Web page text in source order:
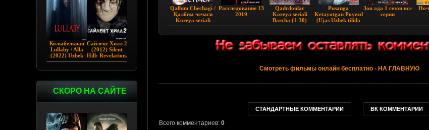
Колыбельная
Lullaby / Alla
(2022) Uzbek
tilida
Сайлент Хилл 2
(2012) Silent
Hill: Revelation.
СКОРО НА САЙТЕ
Qalbim Chechagi /
Қалбим чечаги
Koreya seriali
Barcha qismlar
Paccлeдoвaниe 1З
2019
Qadrdonlar
Koreya seriali
Barcha (1-30)
qismlar Uzbek
Pusanga
Ketayotgan Poyezd
(Ujas Uzbek tilida
Premyera)
Зов ада 1 сезон все
серии
Смотреть фильмы онлайн бесплатно- НА ГЛАВНУЮ
СТАНДАРТНЫЕ КОММЕНТАРИИ ВК КОММЕНТАРИИ
Всего комментариев: 0